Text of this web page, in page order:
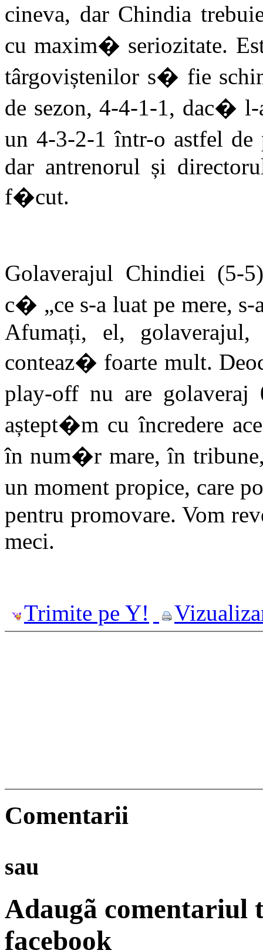
cineva, dar Chindia
cu maxim� seriozitate.
târgoviștenilor s� fie
de sezon, 4-4-1-1, dac�
un 4-3-2-1 într-o astfel
dar antrenorul și
f�cut.
Golaverajul Chindiei (5-
c� „ce s-a luat pe mere,
Afumați, el,
conteaz� foarte mult.
play-off nu are
aștept�m cu încredere
în num�r mare, în
un moment propice, care
pentru promovare. Vom
meci.
Trimite pe Y!
Comentarii
sau
Adaugã comentariul
facebook